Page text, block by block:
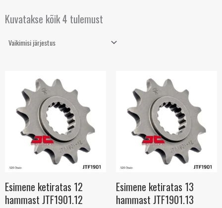
Kuvatakse kõik 4 tulemust
Esimene ketiratas 12
hammast JTF1901.12
Esimene ketiratas 13
hammast JTF1901.13